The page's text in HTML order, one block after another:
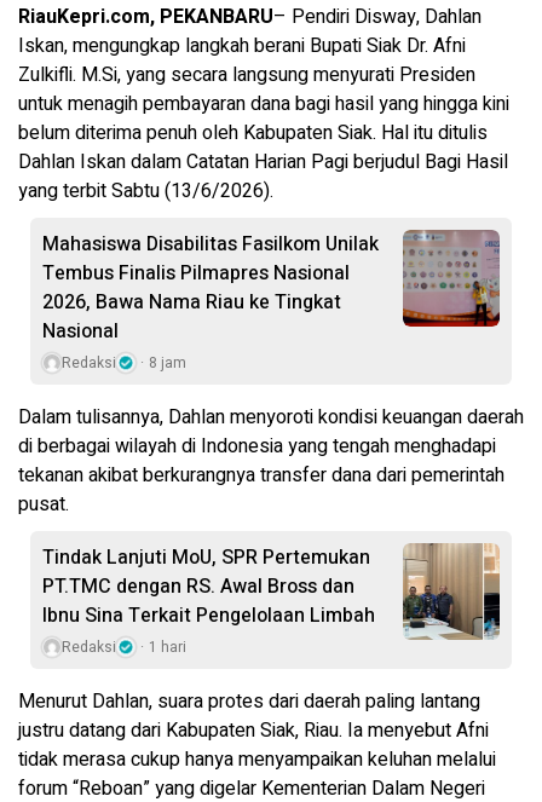
RiauKepri.com, PEKANBARU– Pendiri Disway, Dahlan
Iskan, mengungkap langkah berani Bupati Siak Dr. Afni
Zulkifli. M.Si, yang secara langsung menyurati Presiden
untuk menagih pembayaran dana bagi hasil yang hingga kini
belum diterima penuh oleh Kabupaten Siak. Hal itu ditulis
Dahlan Iskan dalam Catatan Harian Pagi berjudul Bagi Hasil
yang terbit Sabtu (13/6/2026).
Mahasiswa Disabilitas Fasilkom Unilak
Tembus Finalis Pilmapres Nasional
2026, Bawa Nama Riau ke Tingkat
Nasional
Redaksi 8 jam
Dalam tulisannya, Dahlan menyoroti kondisi keuangan daerah
di berbagai wilayah di Indonesia yang tengah menghadapi
tekanan akibat berkurangnya transfer dana dari pemerintah
pusat.
Tindak Lanjuti MoU, SPR Pertemukan
PT.TMC dengan RS. Awal Bross dan
Ibnu Sina Terkait Pengelolaan Limbah
Redaksi 1 hari
Menurut Dahlan, suara protes dari daerah paling lantang
justru datang dari Kabupaten Siak, Riau. Ia menyebut Afni
tidak merasa cukup hanya menyampaikan keluhan melalui
forum “Reboan” yang digelar Kementerian Dalam Negeri